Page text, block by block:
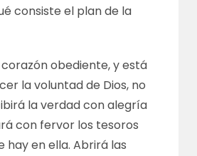
consiste el plan de la
corazón obediente, y está
la voluntad de Dios, no
la verdad con alegría
con fervor los tesoros
hay en ella. Abrirá las